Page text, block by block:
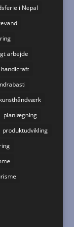
i Nepal
arbejde
handicraft
kunsthåndværk
planlægning
produktudvikling